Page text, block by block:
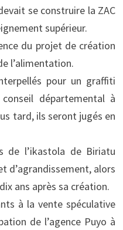
se construire la ZAC
supérieur.
du projet de création
l’alimentation.
pour un graffiti
départemental à
tard, ils seront jugés en
de l’ikastola de Biriatu
d’agrandissement, alors
ans après sa création.
à la vente spéculative
de l’agence Puyo à